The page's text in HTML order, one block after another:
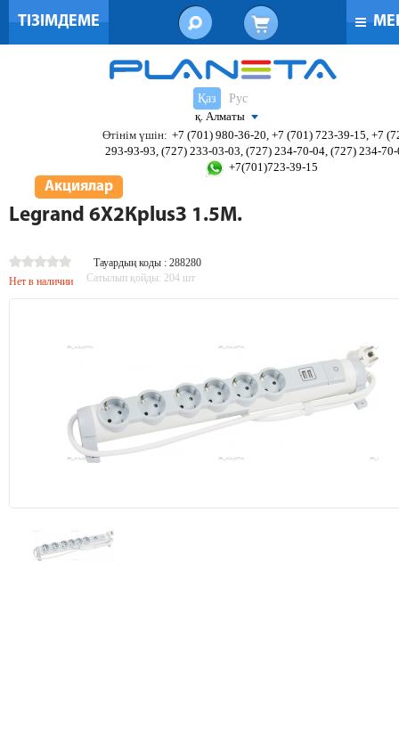
ТІЗІМДЕМЕ
Қаз
Рус
қ. Алматы
Өтінім үшін: +7 (701) 980-36-20, +7 (701) 723-39-15, +7
293-93-93, (727) 233-03-03, (727) 234-70-04, (727) 234-
+7(701)723-39-15
Акциялар
Legrand 6X2КplusЗ 1.5М.
Тауардың коды : 288280
Нет в наличии
Сатылып қойды: 204 шт